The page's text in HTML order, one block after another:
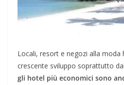
Locali, resort e negozi alla moda
crescente sviluppo soprattutto
gli hotel più economici sono